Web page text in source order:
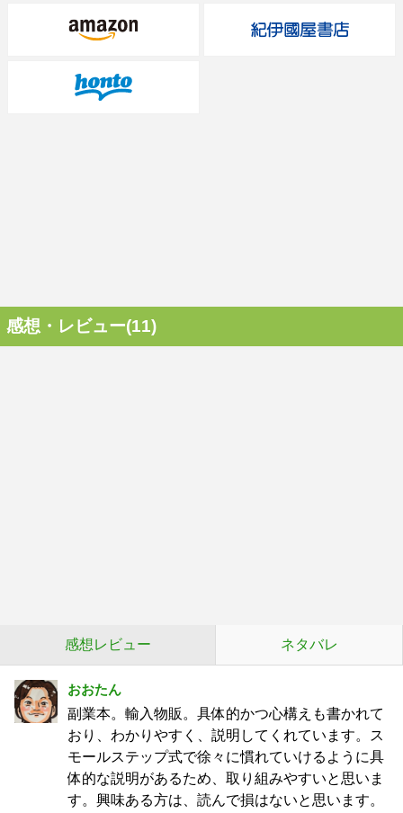
感想・レビュー(11)
感想レビュー ネタバレ
おおたん
副業本。輸入物販。具体的かつ心構えも書かれて
おり、わかりやすく、説明してくれています。ス
モールステップ式で徐々に慣れていけるように具
体的な説明があるため、取り組みやすいと思いま
す。興味ある方は、読んで損はないと思います。